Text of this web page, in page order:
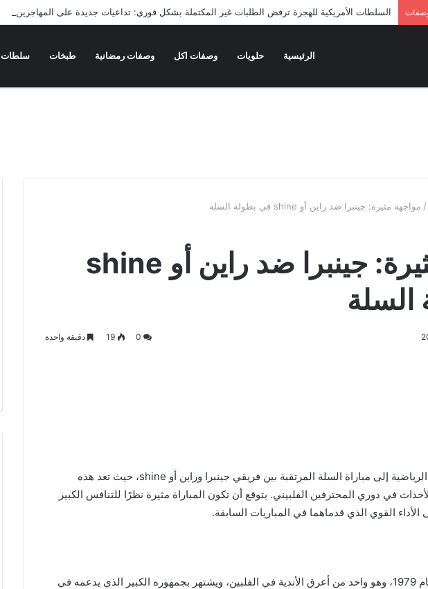
السلطات الأمريكية للهجرة ترفض الطلبات غير المكتملة بشكل فوري: تداعيات جديدة على المهاجرين
الرئيسية حلويات وصفات اكل وصفات رمضانية طبخات سلطات
/ مواجهة مثيرة: جينبرا ضد راين أو shine في بطولة السلة
مواجهة مثيرة: جينبرا ضد راين أو shine
19 دقيقة واحدة
تتجه الأنظار في الأوساط الرياضية إلى مباراة السلة المرتقبة بين فريقي جينبرا وراين أو shine، حيث تعد هذه
في دوري المحترفين الفلبيني. يتوقع أن تكون المباراة مثيرة نظرًا للتنافس الكبير
الأداء القوي الذي قدماهما في المباريات السابقة.
تأسس فريق جينبرا في عام 1979، وهو واحد من أعرق الأندية في الفلبين، ويشتهر بجمهوره الكبير الذي يدعمه في
السلطات الأمريكية للهجرة ترفض